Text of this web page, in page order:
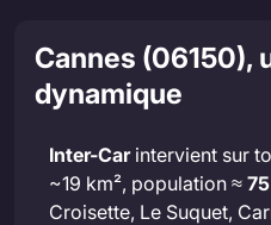
Cannes (06150),
dynamique
Inter-Carintervient sur
~19 km², population ≈
Croisette, Le Suquet,